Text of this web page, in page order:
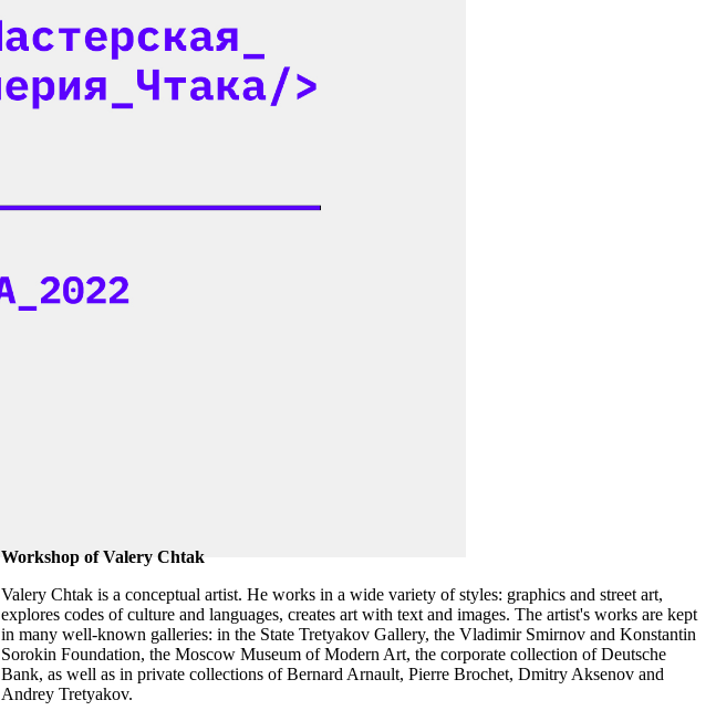
Workshop of Valery Chtak
Valery Chtak is a conceptual artist. He works in a wide variety of styles: graphics and street art,
explores codes of culture and languages, creates art with text and images. The artist's works are kept
in many well-known galleries: in the State Tretyakov Gallery, the Vladimir Smirnov and Konstantin
Sorokin Foundation, the Moscow Museum of Modern Art, the corporate collection of Deutsche
Bank, as well as in private collections of Bernard Arnault, Pierre Brochet, Dmitry Aksenov and
Andrey Tretyakov.